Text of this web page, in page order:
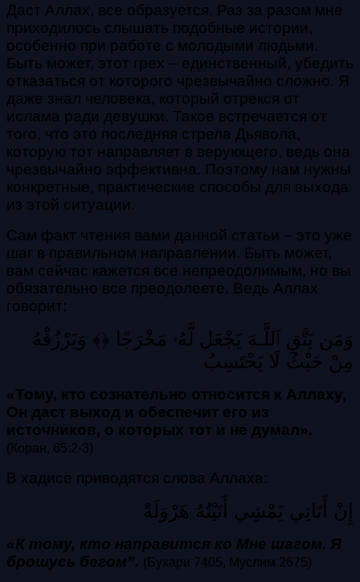
Даст Аллах, все образуется. Раз за разом мне
приходилось слышать подобные истории,
особенно при работе с молодыми людьми.
Быть может, этот грех – единственный, убедить
отказаться от которого чрезвычайно сложно. Я
даже знал человека, который отрекся от
ислама ради девушки. Такое встречается от
того, что это последняя стрела Дьявола,
которую тот направляет в верующего, ведь она
чрезвычайно эффективна. Поэтому нам нужны
конкретные, практические способы для выхода
из этой ситуации.
Сам факт чтения вами данной статьи – это уже
шаг в правильном направлении. Быть может,
вам сейчас кажется все непреодолимым, но вы
обязательно все преодолеете. Ведь Аллах
говорит:
وَمَن يَتَّقِ ٱللَّـهَ يَجْعَل لَّهُۥ مَخْرَجًا ﴿﴾ وَيَرْزُقْهُ
مِنْ حَيْثُ لَا يَحْتَسِبُ
«Тому, кто сознательно относится к Аллаху,
Он даст выход и обеспечит его из
источников, о которых тот и не думал».
(Коран, 65:2-3)
В хадисе приводятся слова Аллаха:
إِنْ أَتَانِي يَمْشِي أَتَيْتُهُ هَرْوَلَةً
«К тому, кто направится ко Мне шагом. Я
брошусь бегом”. (Бухари 7405, Муслим 2675)